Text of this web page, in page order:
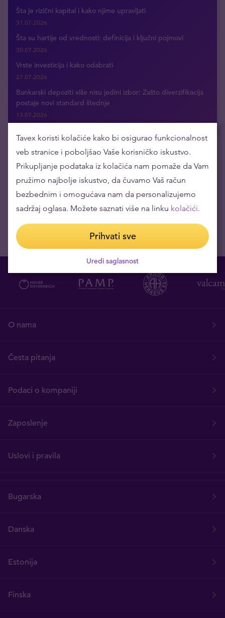
Šta je rizični kapital i kako njime upravljati
31.07.2026
Šta su hartije od vrednosti: definicija i ključni pojmovi
30.07.2026
Vrste investicija i kako odabrati
27.07.2026
Bankarski depoziti više nisu jedini izbor: Zašto diverzifikacija
postaje novi standard štednje
13.07.2026
Dobijajte najnovije vesti putem e-maila
O nama
Česta pitanja
Podaci o kompaniji
Zaposlenje
Uslovi i pravila
Bugarska
Danska
Estonija
Finska
Tavex koristi kolačiće kako bi osigurao funkcionalnost
veb stranice i poboljšao Vaše korisničko iskustvo.
Prikupljanje podataka iz kolačića nam pomaže da Vam
pružimo najbolje iskustvo, da čuvamo Vaš račun
bezbednim i omogućava nam da personalizujemo
sadržaj oglasa. Možete saznati više na linku kolačići.
Prihvati sve
Uredi saglasnost